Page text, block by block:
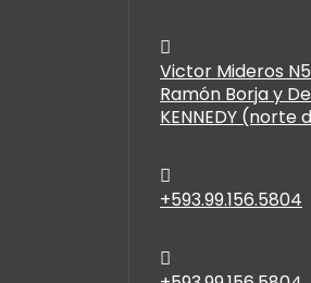
Victor Mideros
Ramón Borja y
KENNEDY (norte
+593.99.156.5804